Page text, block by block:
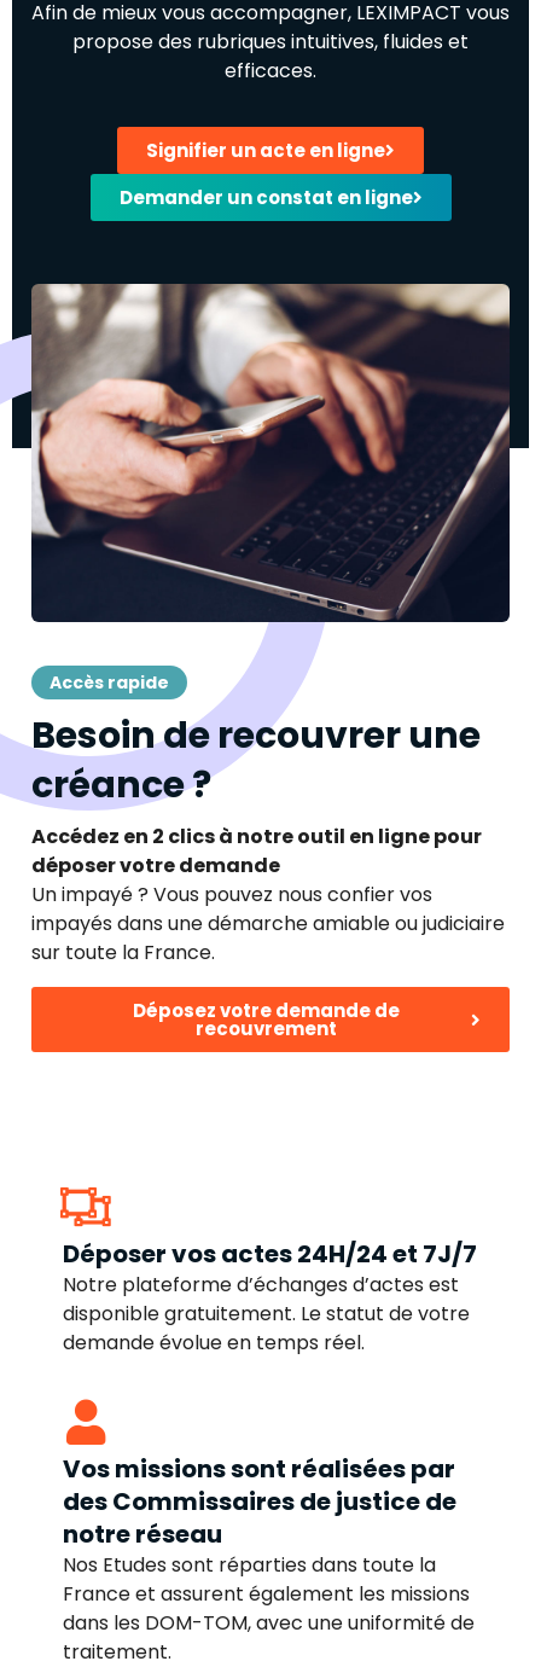
Afin de mieux vous accompagner, LEXIMPACT vous
propose des rubriques intuitives, fluides et
efficaces.
Signifier un acte en ligne
Demander un constat en ligne
Accès rapide
Besoin de recouvrer une
créance ?
Accédez en 2 clics à notre outil en ligne pour
déposer votre demande
Un impayé ? Vous pouvez nous confier vos
impayés dans une démarche amiable ou judiciaire
sur toute la France.
Déposez votre demande de
recouvrement
Déposer vos actes 24H/24 et 7J/7
Notre plateforme d’échanges d’actes est
disponible gratuitement. Le statut de votre
demande évolue en temps réel.
Vos missions sont réalisées par
des Commissaires de justice de
notre réseau
Nos Etudes sont réparties dans toute la
France et assurent également les missions
dans les DOM-TOM, avec une uniformité de
traitement.